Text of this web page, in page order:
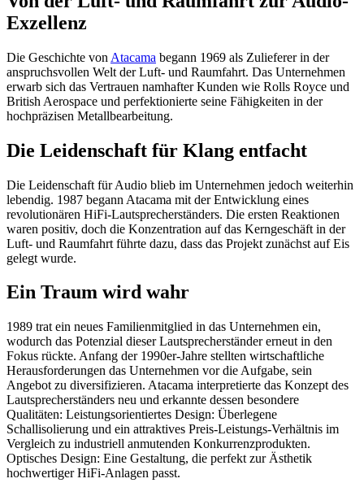
Exzellenz
Die Geschichte von Atacama begann 1969 als Zulieferer in der
anspruchsvollen Welt der Luft- und Raumfahrt. Das Unternehmen
erwarb sich das Vertrauen namhafter Kunden wie Rolls Royce und
British Aerospace und perfektionierte seine Fähigkeiten in der
hochpräzisen Metallbearbeitung.
Die Leidenschaft für Klang entfacht
Die Leidenschaft für Audio blieb im Unternehmen jedoch weiterhin
lebendig. 1987 begann Atacama mit der Entwicklung eines
revolutionären HiFi-Lautsprecherständers. Die ersten Reaktionen
waren positiv, doch die Konzentration auf das Kerngeschäft in der
Luft- und Raumfahrt führte dazu, dass das Projekt zunächst auf Eis
gelegt wurde.
Ein Traum wird wahr
1989 trat ein neues Familienmitglied in das Unternehmen ein,
wodurch das Potenzial dieser Lautsprecherständer erneut in den
Fokus rückte. Anfang der 1990er-Jahre stellten wirtschaftliche
Herausforderungen das Unternehmen vor die Aufgabe, sein
Angebot zu diversifizieren. Atacama interpretierte das Konzept des
Lautsprecherständers neu und erkannte dessen besondere
Qualitäten: Leistungsorientiertes Design: Überlegene
Schallisolierung und ein attraktives Preis-Leistungs-Verhältnis im
Vergleich zu industriell anmutenden Konkurrenzprodukten.
Optisches Design: Eine Gestaltung, die perfekt zur Ästhetik
hochwertiger HiFi-Anlagen passt.